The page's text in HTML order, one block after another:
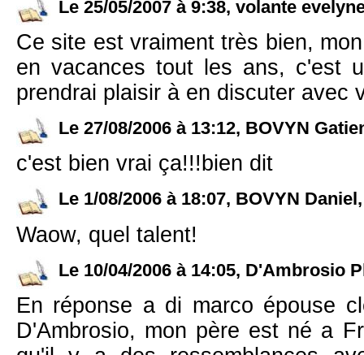
Le 25/05/2007 à 9:38, volante
Ce site est vraiment très bien,
en vacances tout les ans, c'est
prendrai plaisir à en discuter avec
Le 27/08/2006 à 13:12, BOVYN
c'est bien vrai ça!!!bien dit
Le 1/08/2006 à 18:07, BOVYN
Waow, quel talent!
Le 10/04/2006 à 14:05, D'Ambrosio
En réponse a di marco épouse
D'Ambrosio, mon père est né a